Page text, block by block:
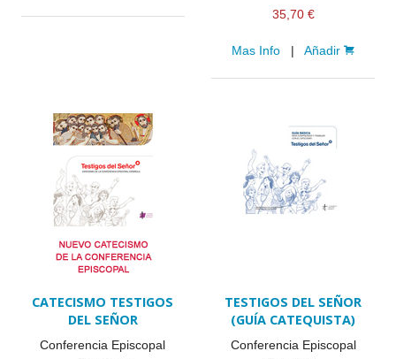
35,70 €
Mas Info |Añadir
CATECISMO TESTIGOS
DEL SEÑOR
Conferencia Episcopal
TESTIGOS DEL SEÑOR
(GUÍA CATEQUISTA)
Conferencia Episcopal